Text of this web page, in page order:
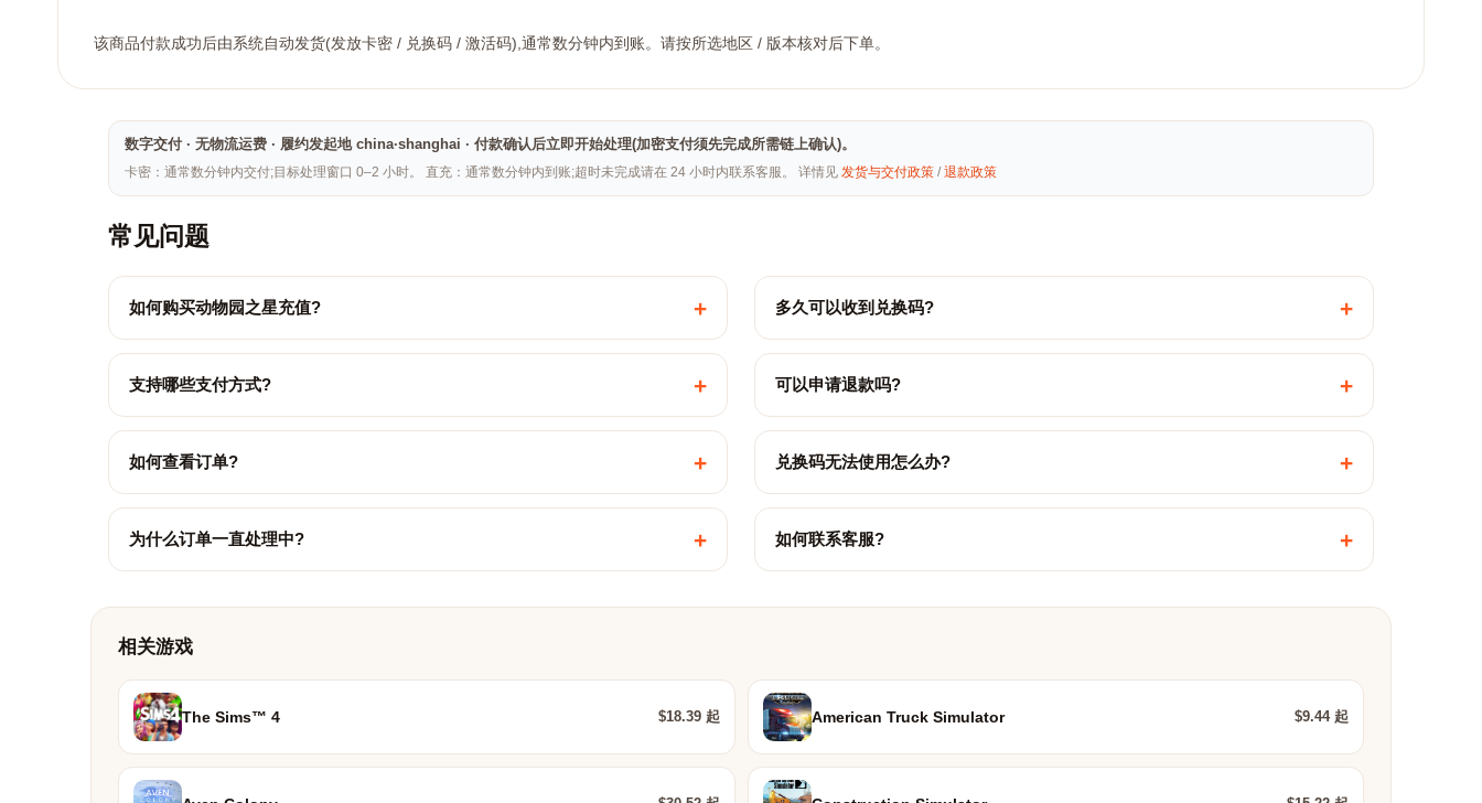
该商品付款成功后由系统自动发货(发放卡密 / 兑换码 / 激活码),通常数分钟内到账。请按所选地区 / 版本核对后下单。
数字交付 · 无物流运费 · 履约发起地 china·shanghai · 付款确认后立即开始处理(加密支付须先完成所需链上确认)。
卡密：通常数分钟内交付;目标处理窗口 0–2 小时。 直充：通常数分钟内到账;超时未完成请在 24 小时内联系客服。 详情见 发货与交付政策 /退款政策
常见问题
如何购买动物园之星充值? + 多久可以收到兑换码? +
支持哪些支付方式? + 可以申请退款吗? +
如何查看订单? + 兑换码无法使用怎么办? +
为什么订单一直处理中? + 如何联系客服? +
相关游戏
The Sims™ 4 $18.39 起 American Truck Simulator $9.44 起